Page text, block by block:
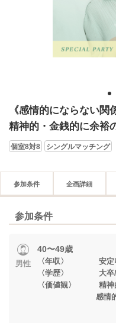
1
《感情的にならない関
精神的・金銭的に余裕
個室8対8 シングルマッチング
参加条件 企画詳細
参加条件
男性
40〜49歳
〈年収〉 安定
〈学歴〉 大卒/
〈価値観〉 精神的
感情的になら